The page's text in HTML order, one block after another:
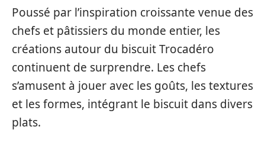
Poussé par l’inspiration croissante venue des
chefs et pâtissiers du monde entier, les
créations autour du biscuit Trocadéro
continuent de surprendre. Les chefs
s’amusent à jouer avec les goûts, les textures
et les formes, intégrant le biscuit dans divers
plats.